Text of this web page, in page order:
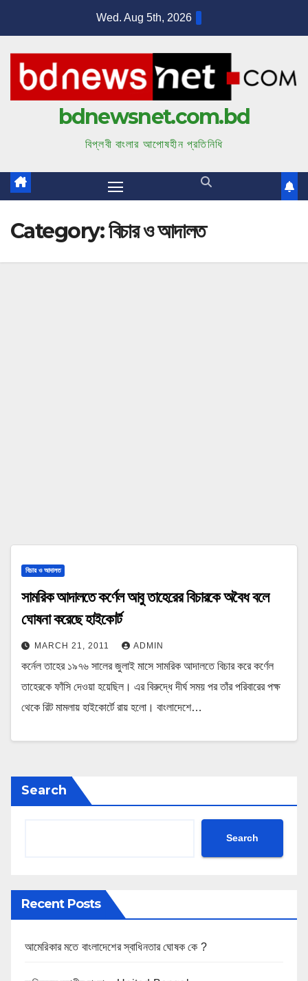
n
Wed. Aug 5th, 2026
bdnewsnet.com.bd
বিপ্লবী বাংলার আপোষহীন প্রতিনিধি
Category:বিচার ও আদালত
বিচার ও আদালত
সামরিক আদালতে কর্ণেল আবু তাহেরের বিচারকে অবৈধ বলে
ঘোষনা করেছে হাইকোর্ট
MARCH 21, 2011 ADMIN
কর্নেল তাহের ১৯৭৬ সালের জুলাই মাসে সামরিক আদালতে বিচার করে কর্ণেল
তাহেরকে ফাঁসি দেওয়া হয়েছিল। এর বিরুদ্ধে দীর্ঘ সময় পর তাঁর পরিবারের পক্ষ
থেকে রিট মামলায় হাইকোর্টে রায় হলো। বাংলাদেশে…
Search
Search
Recent Posts
আমেরিকার মতে বাংলাদেশের স্বাধিনতার ঘোষক কে ?